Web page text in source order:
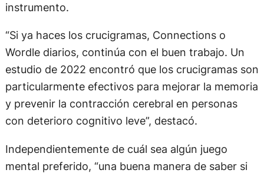
instrumento.
“Si ya haces los crucigramas, Connections o
Wordle diarios, continúa con el buen trabajo. Un
estudio de 2022 encontró que los crucigramas son
particularmente efectivos para mejorar la memoria
y prevenir la contracción cerebral en personas
con deterioro cognitivo leve”, destacó.
Independientemente de cuál sea algún juego
mental preferido, “una buena manera de saber si